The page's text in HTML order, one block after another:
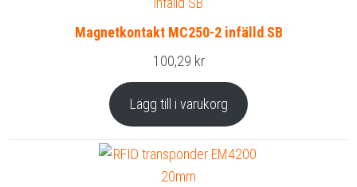
Magnetkontakt MC250-2 infälld SB
100,29 kr
Lägg till i varukorg